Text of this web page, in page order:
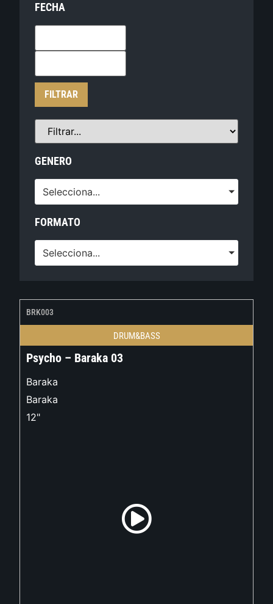
FECHA
FILTRAR
GENERO
Selecciona...
FORMATO
Selecciona...
BRK003
DRUM&BASS
Psycho – Baraka 03
Baraka
Baraka
12"